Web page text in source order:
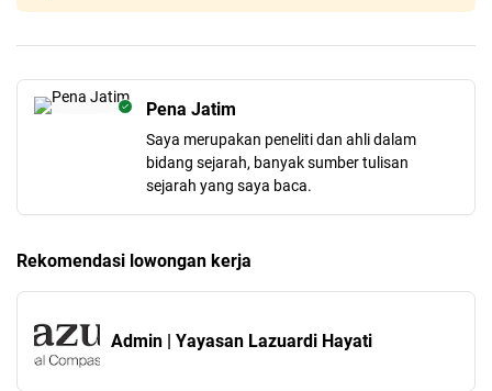
Pena Jatim
Saya merupakan peneliti dan ahli dalam
bidang sejarah, banyak sumber tulisan
sejarah yang saya baca.
Rekomendasi lowongan kerja
Admin | Yayasan Lazuardi Hayati